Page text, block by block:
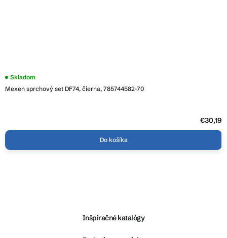
Mexen sprchový set DF74, čierna, 785744582-70
Skladom
€30,19
Do košíka
Inšpiračné katalógy